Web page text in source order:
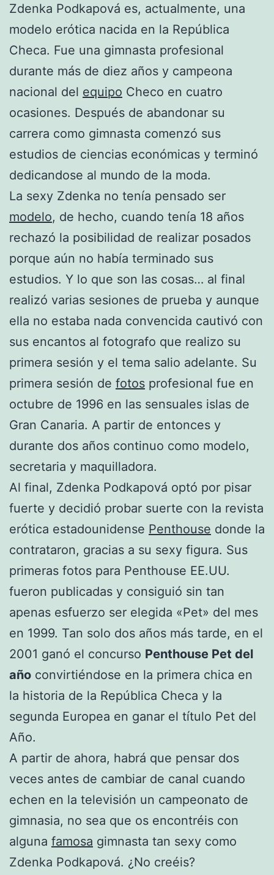
Zdenka Podkapová es, actualmente, una
modelo erótica nacida en la República
Checa. Fue una gimnasta profesional
durante más de diez años y campeona
nacional del equipo Checo en cuatro
ocasiones. Después de abandonar su
carrera como gimnasta comenzó sus
estudios de ciencias económicas y terminó
dedicandose al mundo de la moda.
La sexy Zdenka no tenía pensado ser
modelo, de hecho, cuando tenía 18 años
rechazó la posibilidad de realizar posados
porque aún no había terminado sus
estudios. Y lo que son las cosas… al final
realizó varias sesiones de prueba y aunque
ella no estaba nada convencida cautivó con
sus encantos al fotografo que realizo su
primera sesión y el tema salio adelante. Su
primera sesión de fotos profesional fue en
octubre de 1996 en las sensuales islas de
Gran Canaria. A partir de entonces y
durante dos años continuo como modelo,
secretaria y maquilladora.
Al final, Zdenka Podkapová optó por pisar
fuerte y decidió probar suerte con la revista
erótica estadounidense Penthouse donde la
contrataron, gracias a su sexy figura. Sus
primeras fotos para Penthouse EE.UU.
fueron publicadas y consiguió sin tan
apenas esfuerzo ser elegida «Pet» del mes
en 1999. Tan solo dos años más tarde, en el
2001 ganó el concurso Penthouse Pet del
año convirtiéndose en la primera chica en
la historia de la República Checa y la
segunda Europea en ganar el título Pet del
Año.
A partir de ahora, habrá que pensar dos
veces antes de cambiar de canal cuando
echen en la televisión un campeonato de
gimnasia, no sea que os encontréis con
alguna famosa gimnasta tan sexy como
Zdenka Podkapová. ¿No creéis?